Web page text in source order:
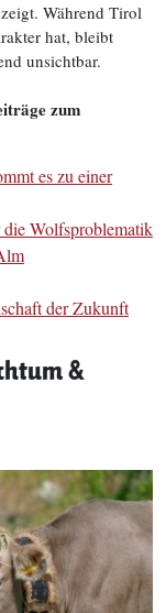
Während Tirol
hat, bleibt
unsichtbar.
zum
es zu einer
Wolfsproblematik
der Zukunft
&